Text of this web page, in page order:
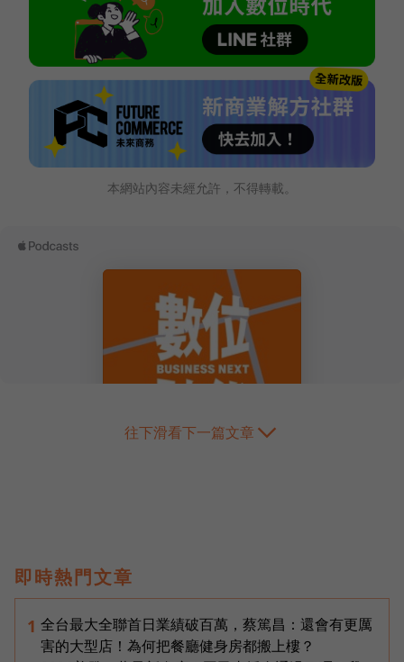
本網站內容未經允許，不得轉載。
往下滑看下一篇文章
即時熱門文章
1 全台最大全聯首日業績破百萬，蔡篤昌：還會有更厲
害的大型店！為何把餐廳健身房都搬上樓？